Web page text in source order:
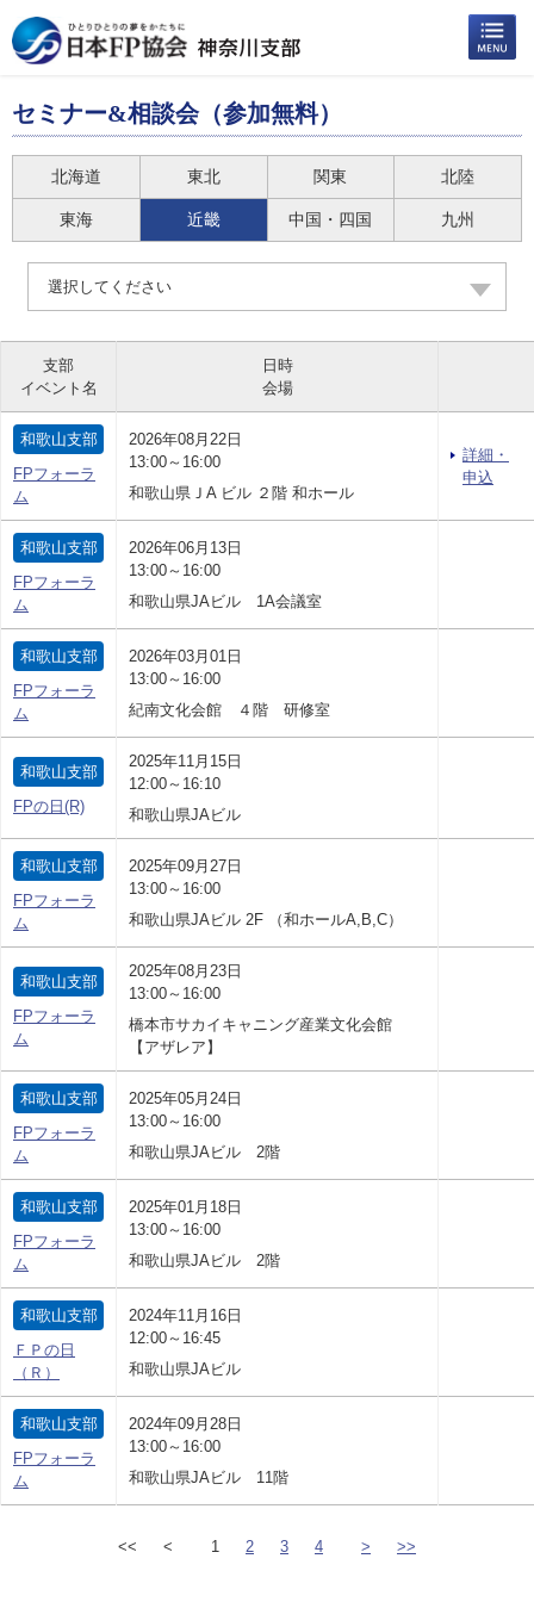
セミナー&相談会（参加無料）
北海道 東北 関東 北陸
東海 近畿 中国・四国 九州
選択してください
支部
イベント名
日時
会場
和歌山支部
FPフォーラ
ム
2026年08月22日
13:00～16:00
和歌山県ＪA ビル ２階 和ホール
詳細・
申込
和歌山支部
FPフォーラ
ム
2026年06月13日
13:00～16:00
和歌山県JAビル 1A会議室
和歌山支部
FPフォーラ
ム
2026年03月01日
13:00～16:00
紀南文化会館 ４階 研修室
和歌山支部
FPの日(R)
2025年11月15日
12:00～16:10
和歌山県JAビル
和歌山支部
FPフォーラ
ム
2025年09月27日
13:00～16:00
和歌山県JAビル 2F （和ホールA,B,C）
和歌山支部
FPフォーラ
ム
2025年08月23日
13:00～16:00
橋本市サカイキャニング産業文化会館
【アザレア】
和歌山支部
FPフォーラ
ム
2025年05月24日
13:00～16:00
和歌山県JAビル 2階
和歌山支部
FPフォーラ
ム
2025年01月18日
13:00～16:00
和歌山県JAビル 2階
和歌山支部
ＦＰの日
（Ｒ）
2024年11月16日
12:00～16:45
和歌山県JAビル
和歌山支部
FPフォーラ
ム
2024年09月28日
13:00～16:00
和歌山県JAビル 11階
<< < 1 2 3 4 > >>